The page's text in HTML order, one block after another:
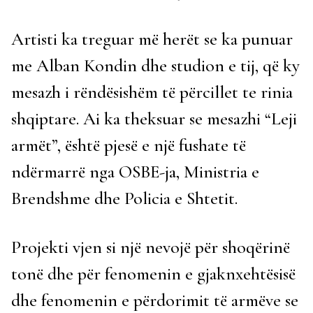
Artisti ka treguar më herët se ka punuar
me Alban Kondin dhe studion e tij, që ky
mesazh i rëndësishëm të përcillet te rinia
shqiptare. Ai ka theksuar se mesazhi “Leji
armët”, është pjesë e një fushate të
ndërmarrë nga OSBE-ja, Ministria e
Brendshme dhe Policia e Shtetit.
Projekti vjen si një nevojë për shoqërinë
tonë dhe për fenomenin e gjaknxehtësisë
dhe fenomenin e përdorimit të armëve se